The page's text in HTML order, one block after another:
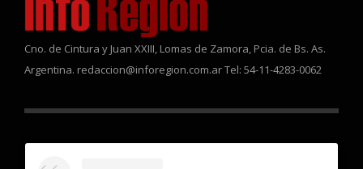
Cno. de Cintura y Juan XXIII, Lomas de Zamora, Pcia. de Bs. As.
Argentina. redaccion@inforegion.com.ar Tel: 54-11-4283-0062